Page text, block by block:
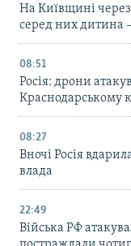
На Київщині через
серед них дитина
08:51
Росія: дрони
Краснодарському
08:27
Вночі Росія
влада
22:49
Війська РФ